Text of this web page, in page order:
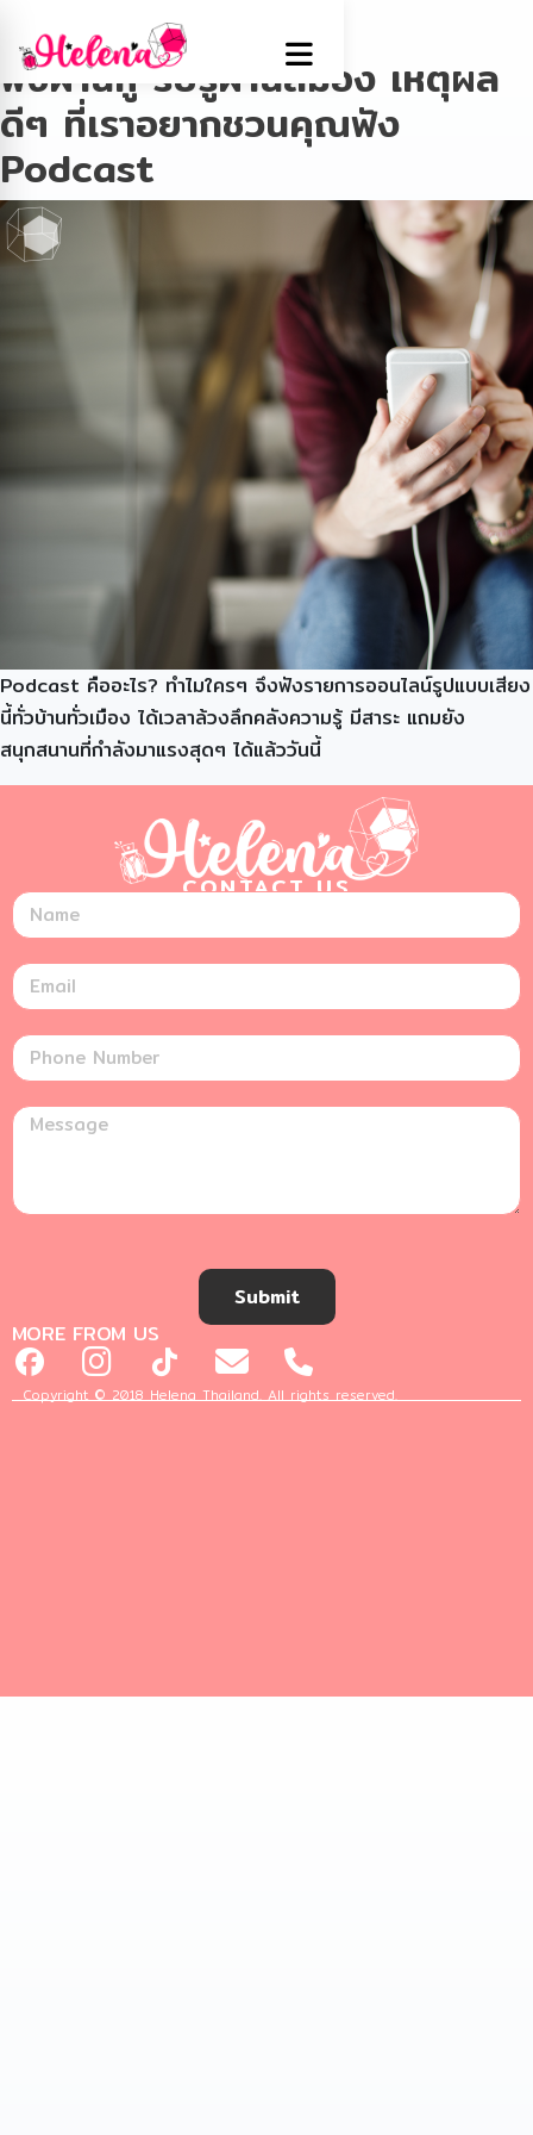
Tag:พ็อตคาสต์
ฟังผ่านหู รับรู้ผ่านสมอง เหตุผล
ดีๆ ที่เราอยากชวนคุณฟัง
Podcast
Podcast คืออะไร? ทำไมใครๆ จึงฟังรายการออนไลน์รูปแบบเสียง
นี้ทั่วบ้านทั่วเมือง ได้เวลาล้วงลึกคลังความรู้ มีสาระ แถมยัง
สนุกสนานที่กำลังมาแรงสุดๆ ได้แล้ววันนี้
CONTACT US
Submit
MORE FROM US
Copyright © 2018 Helena Thailand. All rights reserved.